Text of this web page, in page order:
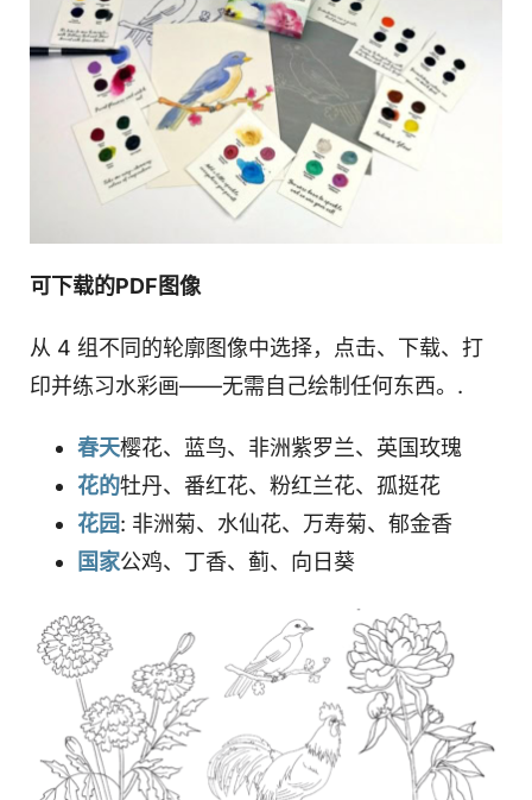
可下载的PDF图像
从 4 组不同的轮廓图像中选择，点击、下载、打
印并练习水彩画——无需自己绘制任何东西。.
春天樱花、蓝鸟、非洲紫罗兰、英国玫瑰
花的牡丹、番红花、粉红兰花、孤挺花
花园: 非洲菊、水仙花、万寿菊、郁金香
国家公鸡、丁香、蓟、向日葵